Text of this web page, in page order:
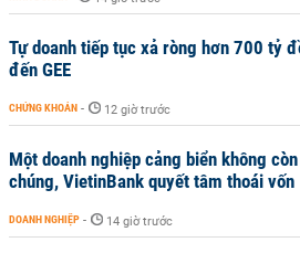
Tự doanh tiếp tục xả ròng hơn 700 tỷ
đến GEE
CHỨNG KHOÁN - 12 giờ trước
Một doanh nghiệp cảng biển không
chúng, VietinBank quyết tâm thoái vốn
DOANH NGHIỆP - 14 giờ trước